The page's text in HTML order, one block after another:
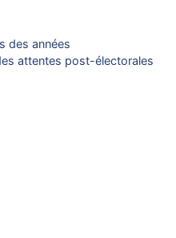
des années
attentes post-électorales